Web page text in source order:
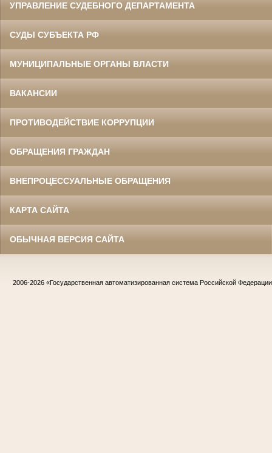
УПРАВЛЕНИЕ СУДЕБНОГО ДЕПАРТАМЕНТА
СУДЫ СУБЪЕКТА РФ
МУНИЦИПАЛЬНЫЕ ОРГАНЫ ВЛАСТИ
ВАКАНСИИ
ПРОТИВОДЕЙСТВИЕ КОРРУПЦИИ
ОБРАЩЕНИЯ ГРАЖДАН
ВНЕПРОЦЕССУАЛЬНЫЕ ОБРАЩЕНИЯ
КАРТА САЙТА
ОБЫЧНАЯ ВЕРСИЯ САЙТА
2006-2026 «Государственная автоматизированная система Российской